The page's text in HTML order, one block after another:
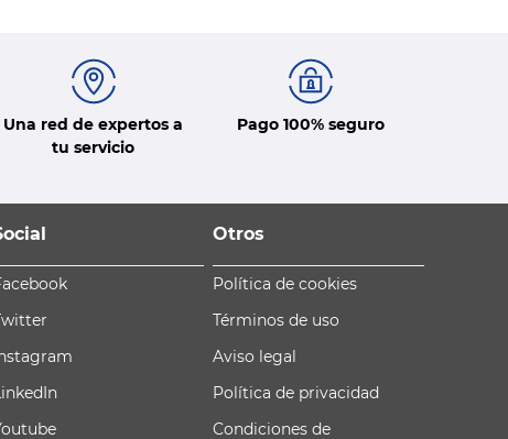
Una red de expertos a
tu servicio
Pago 100% seguro
Otros
Política de cookies
Términos de uso
Aviso legal
Política de privacidad
Condiciones de